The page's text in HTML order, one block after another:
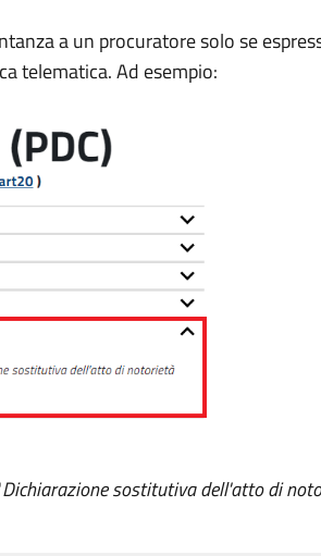
a un procuratore solo se
telematica. Ad esempio:
Dichiarazione sostitutiva dell'atto di